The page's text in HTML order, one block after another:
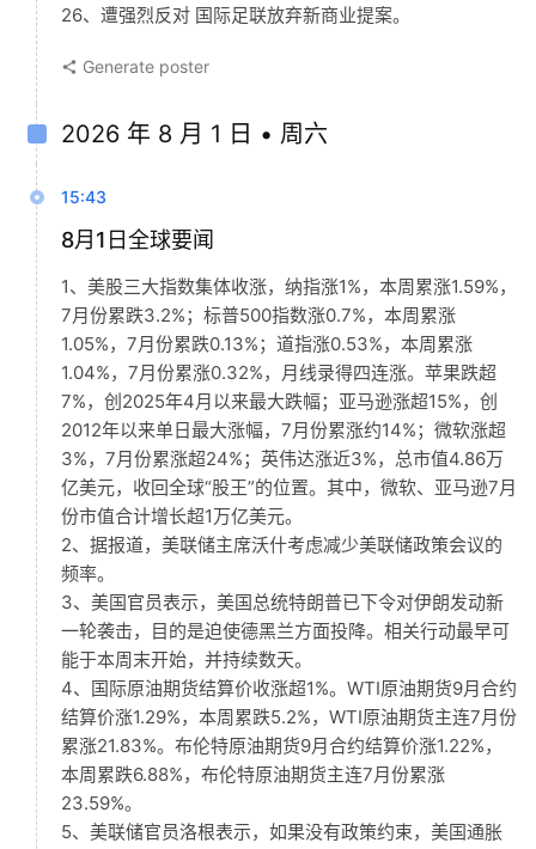
26、遭强烈反对 国际足联放弃新商业提案。
Generate poster
2026 年 8 月 1 日 • 周六
15:43
8月1日全球要闻
1、美股三大指数集体收涨，纳指涨1%，本周累涨1.59%，
7月份累跌3.2%；标普500指数涨0.7%，本周累涨
1.05%，7月份累跌0.13%；道指涨0.53%，本周累涨
1.04%，7月份累涨0.32%，月线录得四连涨。苹果跌超
7%，创2025年4月以来最大跌幅；亚马逊涨超15%，创
2012年以来单日最大涨幅，7月份累涨约14%；微软涨超
3%，7月份累涨超24%；英伟达涨近3%，总市值4.86万
亿美元，收回全球“股王”的位置。其中，微软、亚马逊7月
份市值合计增长超1万亿美元。
2、据报道，美联储主席沃什考虑减少美联储政策会议的
频率。
3、美国官员表示，美国总统特朗普已下令对伊朗发动新
一轮袭击，目的是迫使德黑兰方面投降。相关行动最早可
能于本周末开始，并持续数天。
4、国际原油期货结算价收涨超1%。WTI原油期货9月合约
结算价涨1.29%，本周累跌5.2%，WTI原油期货主连7月份
累涨21.83%。布伦特原油期货9月合约结算价涨1.22%，
本周累跌6.88%，布伦特原油期货主连7月份累涨
23.59%。
5、美联储官员洛根表示，如果没有政策约束，美国通胀